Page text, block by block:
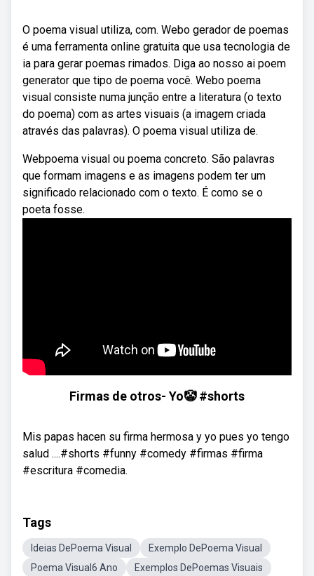
O poema visual utiliza, com. Webo gerador de poemas
é uma ferramenta online gratuita que usa tecnologia de
ia para gerar poemas rimados. Diga ao nosso ai poem
generator que tipo de poema você. Webo poema
visual consiste numa junção entre a literatura (o texto
do poema) com as artes visuais (a imagem criada
através das palavras). O poema visual utiliza de.
Webpoema visual ou poema concreto. São palavras
que formam imagens e as imagens podem ter um
significado relacionado com o texto. É como se o
poeta fosse.
Firmas de otros- Yo🤡 #shorts
Mis papas hacen su firma hermosa y yo pues yo tengo
salud ....#shorts #funny #comedy #firmas #firma
#escritura #comedia.
Tags
Ideias DePoema Visual
Exemplo DePoema Visual
Poema Visual6 Ano
Exemplos DePoemas Visuais